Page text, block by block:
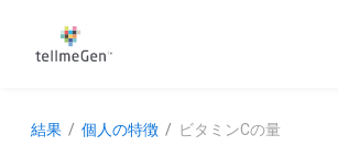
結果 個人の特徴 ビタミンCの量